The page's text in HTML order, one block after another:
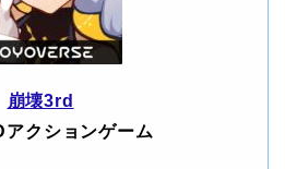
崩壊3rd
アクションゲーム